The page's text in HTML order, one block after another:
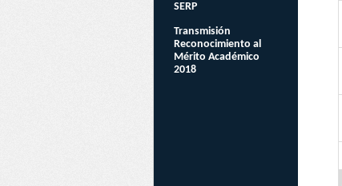
SERP
Transmisión
Reconocimiento al
Mérito Académico
2018